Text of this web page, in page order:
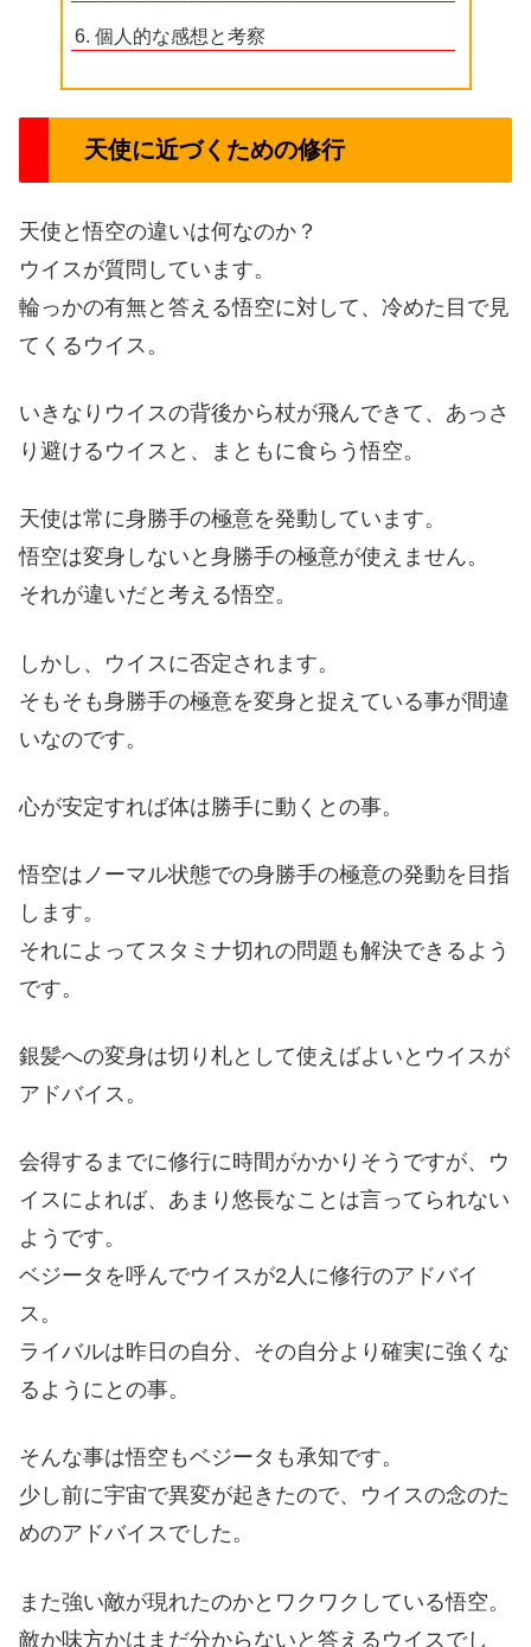
個人的な感想と考察
天使に近づくための修行
天使と悟空の違いは何なのか？
ウイスが質問しています。
輪っかの有無と答える悟空に対して、冷めた目で見
てくるウイス。
いきなりウイスの背後から杖が飛んできて、あっさ
り避けるウイスと、まともに食らう悟空。
天使は常に身勝手の極意を発動しています。
悟空は変身しないと身勝手の極意が使えません。
それが違いだと考える悟空。
しかし、ウイスに否定されます。
そもそも身勝手の極意を変身と捉えている事が間違
いなのです。
心が安定すれば体は勝手に動くとの事。
悟空はノーマル状態での身勝手の極意の発動を目指
します。
それによってスタミナ切れの問題も解決できるよう
です。
銀髪への変身は切り札として使えばよいとウイスが
アドバイス。
会得するまでに修行に時間がかかりそうですが、ウ
イスによれば、あまり悠長なことは言ってられない
ようです。
ベジータを呼んでウイスが2人に修行のアドバイ
ス。
ライバルは昨日の自分、その自分より確実に強くな
るようにとの事。
そんな事は悟空もベジータも承知です。
少し前に宇宙で異変が起きたので、ウイスの念のた
めのアドバイスでした。
また強い敵が現れたのかとワクワクしている悟空。
敵か味方かはまだ分からないと答えるウイスでし